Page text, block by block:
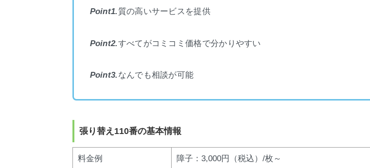
Point1.質の高いサービスを提供
Point2.すべてがコミコミ価格で分かりやすい
Point3.なんでも相談が可能
張り替え110番の基本情報
料金例 障子：3,000円（税込）/枚～